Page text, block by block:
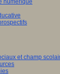
numérique
et champ